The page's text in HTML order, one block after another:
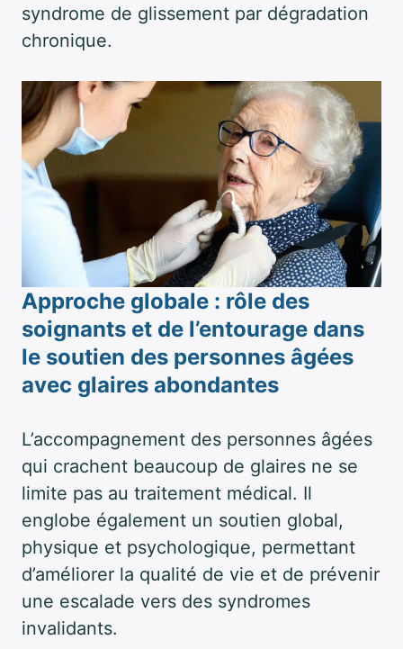
syndrome de glissement par dégradation
chronique.
Approche globale : rôle des
soignants et de l’entourage dans
le soutien des personnes âgées
avec glaires abondantes
L’accompagnement des personnes âgées
qui crachent beaucoup de glaires ne se
limite pas au traitement médical. Il
englobe également un soutien global,
physique et psychologique, permettant
d’améliorer la qualité de vie et de prévenir
une escalade vers des syndromes
invalidants.